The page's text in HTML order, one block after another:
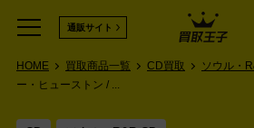
通販サイト
HOME 買取商品一覧 CD買取 ソウル・
ー・ヒューストン / ...